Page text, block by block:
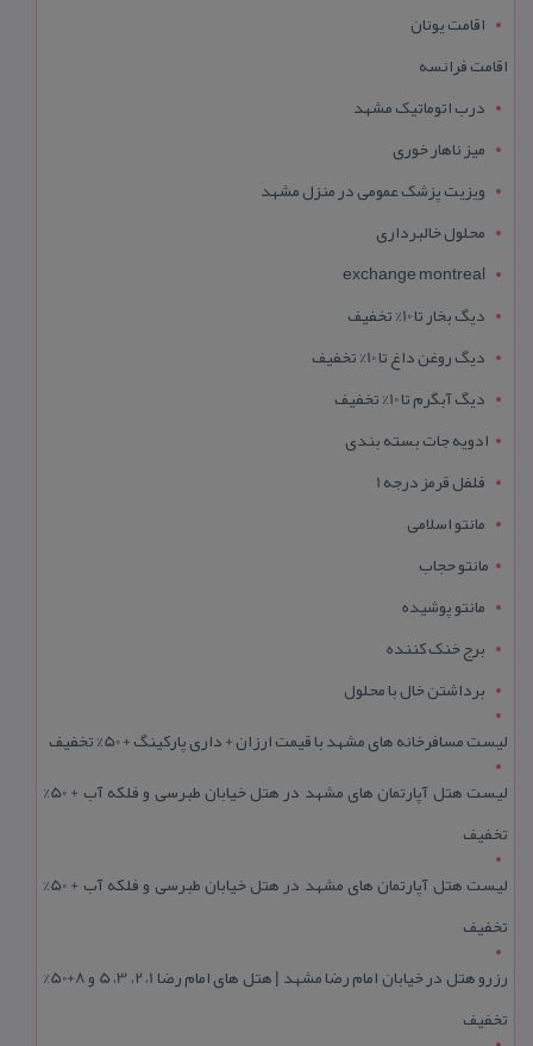
اقامت یونان
اقامت فرانسه
درب اتوماتیک مشهد
میز ناهار خوری
ویزیت پزشک عمومی در منزل مشهد
محلول خالبرداری
exchange montreal
دیگ بخار تا 10% تخفیف
دیگ روغن داغ تا 10% تخفیف
دیگ آبگرم تا 10% تخفیف
ادویه جات بسته بندی
فلفل قرمز درجه 1
مانتو اسلامی
مانتو حجاب
مانتو پوشیده
برج خنک کننده
برداشتن خال با محلول
لیست مسافرخانه های مشهد با قیمت ارزان + داری پارکینگ + 50% تخفیف
لیست هتل آپارتمان های مشهد در هتل خیابان طبرسی و فلکه آب + 50%
تخفیف
لیست هتل آپارتمان های مشهد در هتل خیابان طبرسی و فلکه آب + 50%
تخفیف
رزرو هتل در خیابان امام رضا مشهد | هتل‌ های امام رضا 1، 2، 3، 5 و 8+50%
تخفیف